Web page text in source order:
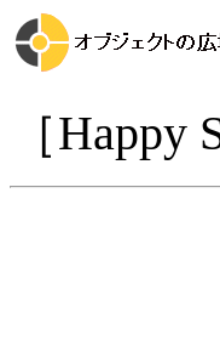
［Happy